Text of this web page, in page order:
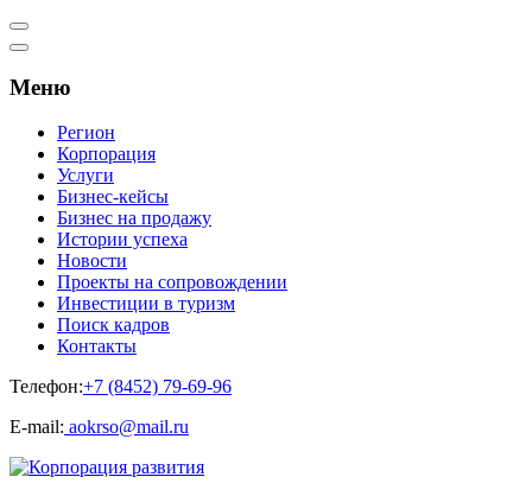
Меню
Регион
Корпорация
Услуги
Бизнес-кейсы
Бизнес на продажу
Истории успеха
Новости
Проекты на сопровождении
Инвестиции в туризм
Поиск кадров
Контакты
Телефон:+7 (8452) 79-69-96
Е-mail: aokrso@mail.ru